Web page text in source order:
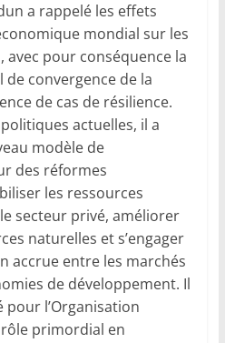
a rappelé les effets
mondial sur les
avec pour conséquence la
convergence de la
de cas de résilience.
actuelles, il a
modèle de
des réformes
les ressources
secteur privé, améliorer
naturelles et s’engager
accrue entre les marchés
de développement. Il
pour l’Organisation
primordial en